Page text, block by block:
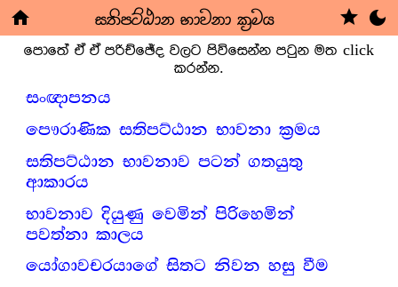
home සතිපට්ඨාන භාවනා ක්‍ර‍මය star dark_mode
පොතේ ඒ ඒ පරිච්ඡේද වලට පිවිසෙන්න පටුන මත click
කරන්න.
සංඥාපනය
පෞරාණික සතිපට්ඨාන භාවනා ක්‍ර‍මය
සතිපට්ඨාන භාවනාව පටන් ගතයුතු
ආකාරය
භාවනාව දියුණු වෙමින් පිරිහෙමින්
පවත්නා කාලය
යෝගාවචරයාගේ සිතට නිවන හසු වීම